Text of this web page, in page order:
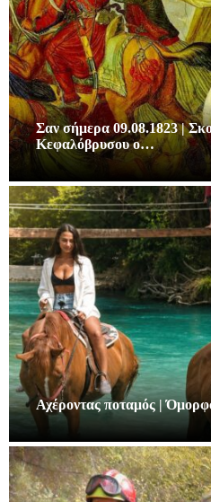
Σαν σήμερα 09.08.1823 |
Κεφαλόβρυσου ο…
Αχέροντας ποταμός |